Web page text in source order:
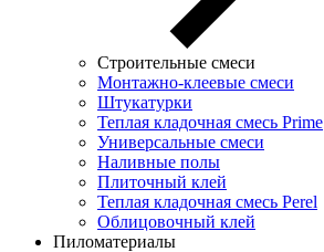
Строительные смеси
Монтажно-клеевые смеси
Штукатурки
Теплая кладочная смесь Prime
Универсальные смеси
Наливные полы
Плиточный клей
Теплая кладочная смесь Perel
Облицовочный клей
Пиломатериалы